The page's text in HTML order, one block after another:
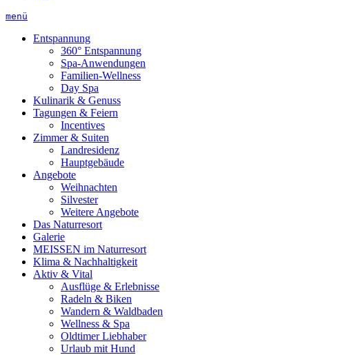
menü
Entspannung
360° Entspannung
Spa-Anwendungen
Familien-Wellness
Day Spa
Kulinarik & Genuss
Tagungen & Feiern
Incentives
Zimmer & Suiten
Landresidenz
Hauptgebäude
Angebote
Weihnachten
Silvester
Weitere Angebote
Das Naturresort
Galerie
MEISSEN im Naturresort
Klima & Nachhaltigkeit
Aktiv & Vital
Ausflüge & Erlebnisse
Radeln & Biken
Wandern & Waldbaden
Wellness & Spa
Oldtimer Liebhaber
Urlaub mit Hund